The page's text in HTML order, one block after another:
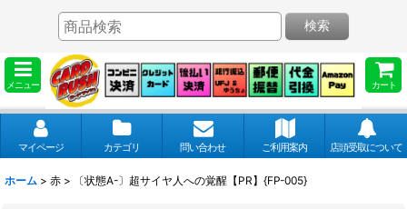
メニュー カート
検索
マイページ カテゴリ 問い合わせ ご利用案内 店頭受取について
ホーム > 赤 > 〔状態A-〕超サイヤ人への覚醒【PR】{FP-005}